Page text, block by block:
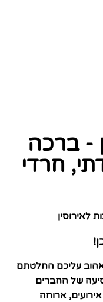
- ברכה
חרדי
לאירוסין
עליכם החלטתם
של החברים
ארוחה